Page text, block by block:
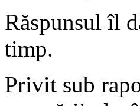
Răspunsul îl
timp.
Privit sub